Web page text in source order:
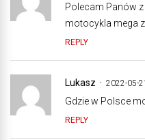
Polecam Panów
motocykla mega
REPLY
Lukasz 2022-05-
Gdzie w Polsce
REPLY